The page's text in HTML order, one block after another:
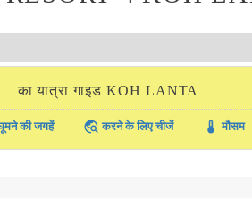
का यात्रा गाइड KOH LANTA
की जगहें travel_explore करने के लिए चीजें thermostat मौसम